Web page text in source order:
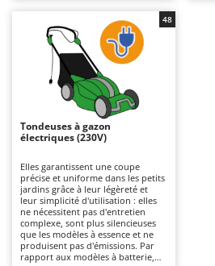
Bancs de scie pour le bois -
Barbecues
Bennes pour tracteur
Brosses pour sols extérieurs
Brouettes à moteur
Broyeurs à axe horizontal
Butteurs pour tracteur
C
Chargeurs de batterie -
Charrues pour tracteur
Ardes
Argo
Ariete
Attila
Ausonia
Awelco
B
Baesso
Bahco
puissance supérieure et leur
capacité à affronter une herbe
plus dense. Pour les maintenir
efficaces, il est nécessaire de
contrôler régulièrement le filtre à
air, l’huile et les bougies.
Tondeuses à gazon
électriques (230V)
Elles garantissent une coupe
précise et uniforme dans les petits
jardins grâce à leur légèreté et
leur simplicité d'utilisation : elles
ne nécessitent pas d'entretien
complexe, sont plus silencieuses
que les modèles à essence et ne
produisent pas d'émissions. Par
rapport aux modèles à batterie,
48